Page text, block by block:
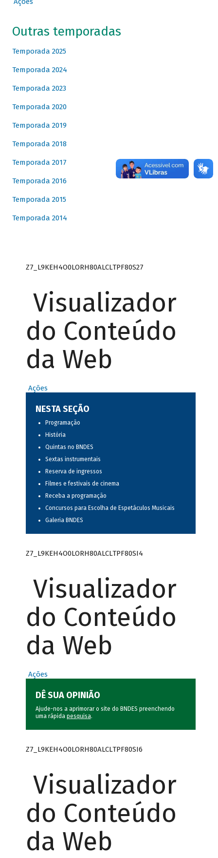
Outras temporadas
Temporada 2025
Temporada 2024
Temporada 2023
Temporada 2020
Temporada 2019
Temporada 2018
Temporada 2017
Temporada 2016
Temporada 2015
Temporada 2014
Z7_L9KEH4O0LORH80ALCLTPF80S27
Visualizador
do Conteúdo
da Web
Ações
NESTA SEÇÃO
Programação
História
Quintas no BNDES
Sextas instrumentais
Reserva de ingressos
Filmes e festivais de cinema
Receba a programação
Concursos para Escolha de Espetáculos Musicais
Galeria BNDES
Z7_L9KEH4O0LORH80ALCLTPF80SI4
Visualizador
do Conteúdo
da Web
Ações
DÊ SUA OPINIÃO
Ajude-nos a aprimorar o site do BNDES preenchendo
uma rápida pesquisa.
Z7_L9KEH4O0LORH80ALCLTPF80SI6
Visualizador
do Conteúdo
da Web